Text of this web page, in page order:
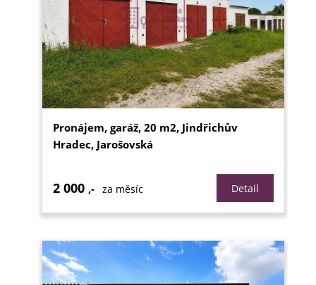
Pronájem, garáž, 20 m2, Jindřichův
Hradec, Jarošovská
2 000 ,- za měsíc Detail